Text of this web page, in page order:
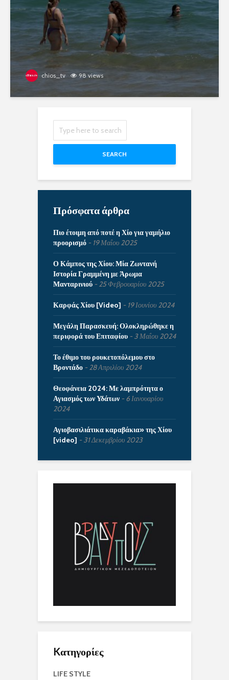
chios_tv 98 views
SEARCH
Πρόσφατα άρθρα
Πιο έτοιμη από ποτέ η Χίο για γαμήλιο
προορισμό
19 Μαΐου 2025
Ο Κάμπος της Χίου: Μία Ζωντανή
Ιστορία Γραμμένη με Άρωμα
Μανταρινιού
25 Φεβρουαρίου 2025
Καρφάς Χίου [Video] 19 Ιουνίου 2024
Μεγάλη Παρασκευή: Ολοκληρώθηκε η
περιφορά του Επιταφίου
3 Μαΐου 2024
Το έθιμο του ρουκετοπόλεμου στο
Βροντάδο
28 Απριλίου 2024
Θεοφάνεια 2024: Με λαμπρότητα ο
Αγιασμός των Υδάτων
6 Ιανουαρίου
2024
Αγιοβασιλιάτικα καραβάκια» της Χίου
[video]
31 Δεκεμβρίου 2023
Kατηγορίες
LIFE STYLE